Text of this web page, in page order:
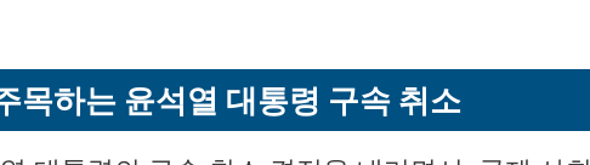
목하는 윤석열 대통령 구속 취소